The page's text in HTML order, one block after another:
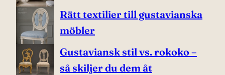
Rätt textilier till gustavianska
möbler
Gustaviansk stil vs. rokoko –
så skiljer du dem åt